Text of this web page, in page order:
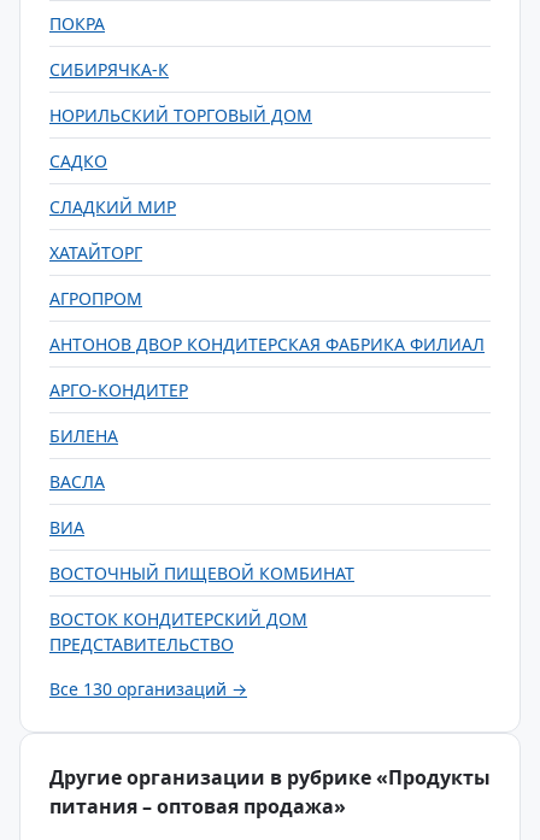
ПОКРА
СИБИРЯЧКА-К
НОРИЛЬСКИЙ ТОРГОВЫЙ ДОМ
САДКО
СЛАДКИЙ МИР
ХАТАЙТОРГ
АГРОПРОМ
АНТОНОВ ДВОР КОНДИТЕРСКАЯ ФАБРИКА ФИЛИАЛ
АРГО-КОНДИТЕР
БИЛЕНА
ВАСЛА
ВИА
ВОСТОЧНЫЙ ПИЩЕВОЙ КОМБИНАТ
ВОСТОК КОНДИТЕРСКИЙ ДОМ
ПРЕДСТАВИТЕЛЬСТВО
Все 130 организаций →
Другие организации в рубрике «Продукты
питания – оптовая продажа»